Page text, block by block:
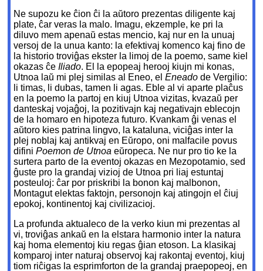
Ne supozu ke ĉion ĉi la aŭtoro prezentas diligente kaj
plate, ĉar veras la malo. Imagu, ekzemple, ke pri la
diluvo mem apenaŭ estas mencio, kaj nur en la unuaj
versoj de la unua kanto: la efektivaj komenco kaj fino de
la historio troviĝas ekster la limoj de la poemo, same kiel
okazas ĉeIliado. El la epopeaj herooj kiujn mi konas,
Utnoa laŭ mi plej similas al Eneo, elEneado de Vergilio:
li timas, li dubas, tamen li agas. Eble al vi aparte plaĉus
en la poemo la partoj en kiuj Utnoa vizitas, kvazaŭ per
danteskaj vojaĝoj, la pozitivajn kaj negativajn eblecojn
de la homaro en hipoteza futuro. Kvankam ĝi venas el
aŭtoro kies patrina lingvo, la kataluna, viciĝas inter la
plej noblaj kaj antikvaj en Eŭropo, oni malfacile povus
difiniPoemon de Utnoa eŭropeca. Ne nur pro tio ke la
surtera parto de la eventoj okazas en Mezopotamio, sed
ĝuste pro la grandaj vizioj de Utnoa pri liaj estuntaj
posteuloj: ĉar por priskribi la bonon kaj malbonon,
Montagut elektas faktojn, personojn kaj atingojn el ĉiuj
epokoj, kontinentoj kaj civilizacioj.
La profunda aktualeco de la verko kiun mi prezentas al
vi, troviĝas ankaŭ en la elstara harmonio inter la natura
kaj homa elementoj kiu regas ĝian etoson. La klasikaj
komparoj inter naturaj observoj kaj rakontaj eventoj, kiuj
tiom riĉigas la esprimforton de la grandaj praepopeoj, en